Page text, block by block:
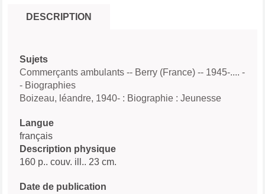
DESCRIPTION
Sujets
Commerçants ambulants -- Berry (France) -- 1945-.... -
- Biographies
Boizeau, léandre, 1940- : Biographie : Jeunesse
Langue
français
Description physique
160 p.. couv. ill.. 23 cm.
Date de publication